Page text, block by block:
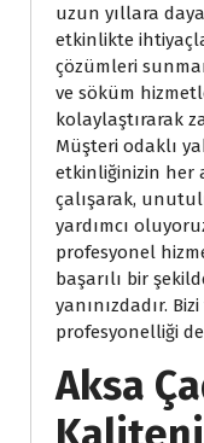
uzun yıllara
etkinlikte
çözümleri
ve söküm
kolaylaştırarak
Müşteri odaklı
etkinliğinizin her
çalışarak,
yardımcı
profesyonel
başarılı bir
yanınızdadır.
profesyonelliği
Aksa